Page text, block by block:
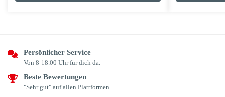
Persönlicher Service
Von 8-18.00 Uhr für dich da.
Beste Bewertungen
"Sehr gut" auf allen Plattformen.